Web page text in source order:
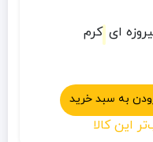
ای کرم
به سبد خرید
این کالا